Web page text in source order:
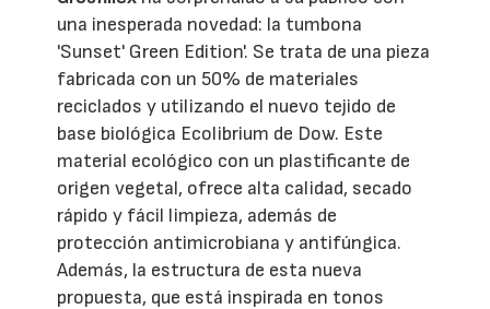
una inesperada novedad: la tumbona
'Sunset' Green Edition'. Se trata de una pieza
fabricada con un 50% de materiales
reciclados y utilizando el nuevo tejido de
base biológica Ecolibrium de Dow. Este
material ecológico con un plastificante de
origen vegetal, ofrece alta calidad, secado
rápido y fácil limpieza, además de
protección antimicrobiana y antifúngica.
Además, la estructura de esta nueva
propuesta, que está inspirada en tonos